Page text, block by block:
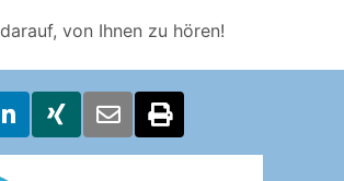
von Ihnen zu hören!